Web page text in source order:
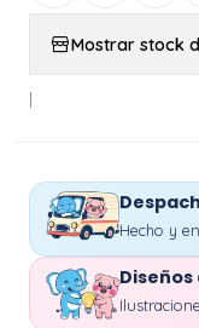
Mostrar stock
|
Hecho y
Diseños